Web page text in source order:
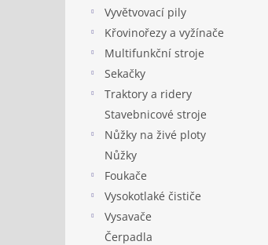
Vyvětvovací pily
Křovinořezy a vyžínače
Multifunkční stroje
Sekačky
Traktory a ridery
Stavebnicové stroje
Nůžky na živé ploty
Nůžky
Foukače
Vysokotlaké čističe
Vysavače
Čerpadla